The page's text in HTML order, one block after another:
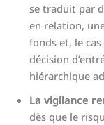
se traduit par
en relation,
fonds et, le
décision
hiérarchique
La vigilance
dès que le